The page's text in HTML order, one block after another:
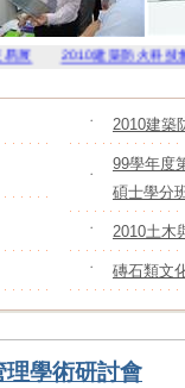
2010建築防火科技創
˙ 2010建築
˙
99學年度
碩士學分
˙ 2010土木
˙ 磚石類文
學術研討會